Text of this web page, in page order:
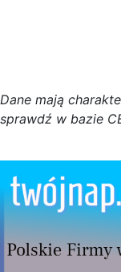
Dane mają charakte
sprawdź w bazie